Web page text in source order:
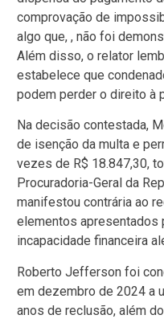
comprovação de
algo que, , não foi
Além disso, o relator
estabelece que
podem perder o direito à
Na decisão contestada,
de isenção da multa e
vezes de R$ 18.847,30,
Procuradoria-Geral da
manifestou contrária ao
elementos apresentados
incapacidade financeira
Roberto Jefferson foi
em dezembro de 2024 a
anos de reclusão, além